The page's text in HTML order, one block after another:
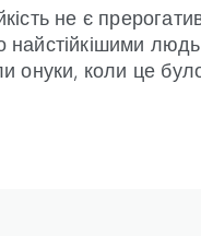
не є
онуки, коли це